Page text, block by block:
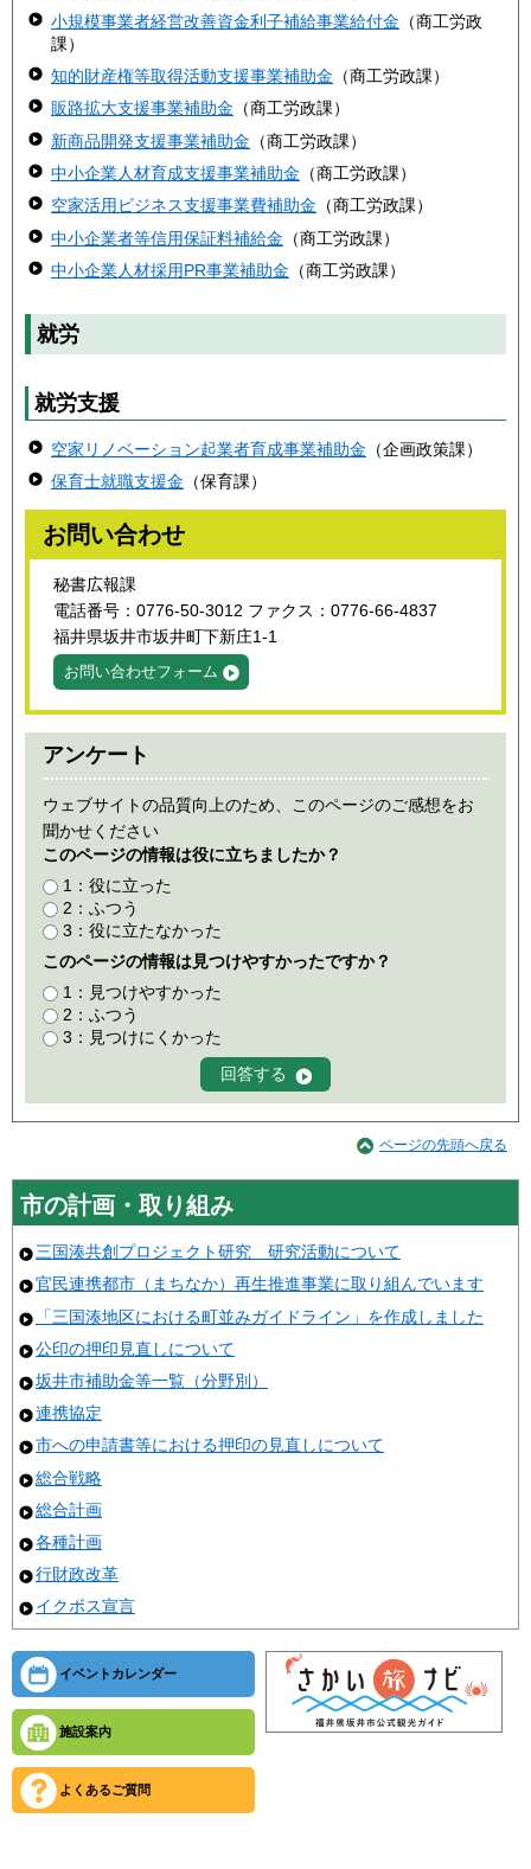
小規模事業者経営改善資金利子補給事業給付金 （商工労政
課）
知的財産権等取得活動支援事業補助金 （商工労政課）
販路拡大支援事業補助金 （商工労政課）
新商品開発支援事業補助金 （商工労政課）
中小企業人材育成支援事業補助金 （商工労政課）
空家活用ビジネス支援事業費補助金 （商工労政課）
中小企業者等信用保証料補給金 （商工労政課）
中小企業人材採用PR事業補助金 （商工労政課）
就労
就労支援
空家リノベーション起業者育成事業補助金 （企画政策課）
保育士就職支援金 （保育課）
お問い合わせ
秘書広報課
電話番号：0776-50-3012 ファクス：0776-66-4837
福井県坂井市坂井町下新庄1-1
お問い合わせフォーム
アンケート
ウェブサイトの品質向上のため、このページのご感想をお
聞かせください
このページの情報は役に立ちましたか？
1：役に立った
2：ふつう
3：役に立たなかった
このページの情報は見つけやすかったですか？
1：見つけやすかった
2：ふつう
3：見つけにくかった
ページの先頭へ戻る
市の計画・取り組み
三国湊共創プロジェクト研究 研究活動について
官民連携都市（まちなか）再生推進事業に取り組んでいます
「三国湊地区における町並みガイドライン」を作成しました
公印の押印見直しについて
坂井市補助金等一覧（分野別）
連携協定
市への申請書等における押印の見直しについて
総合戦略
総合計画
各種計画
行財政改革
イクボス宣言
イベントカレンダー
施設案内
よくあるご質問